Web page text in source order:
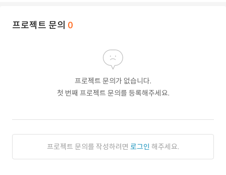
프로젝트 문의 0
프로젝트 문의가 없습니다.
첫 번째 프로젝트 문의를 등록해주세요.
프로젝트 문의를 작성하려면 로그인 해주세요.